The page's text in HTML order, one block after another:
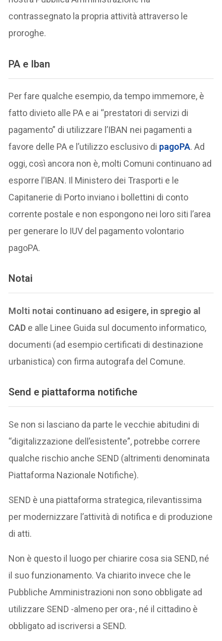
contrassegnato la propria attività attraverso le
proroghe.
PA e Iban
Per fare qualche esempio, da tempo immemore, è
fatto divieto alle PA e ai “prestatori di servizi di
pagamento” di utilizzare l’IBAN nei pagamenti a
favore delle PA e l’utilizzo esclusivo di pagoPA. Ad
oggi, così ancora non è, molti Comuni continuano ad
esporre l’IBAN. Il Ministero dei Trasporti e le
Capitanerie di Porto inviano i bollettini di conto
corrente postale e non espongono nei loro siti l’area
per generare lo IUV del pagamento volontario
pagoPA.
Notai
Molti notai continuano ad esigere, in spregio al
CAD e alle Linee Guida sul documento informatico,
documenti (ad esempio certificati di destinazione
urbanistica) con firma autografa del Comune.
Send e piattaforma notifiche
Se non si lasciano da parte le vecchie abitudini di
“digitalizzazione dell’esistente”, potrebbe correre
qualche rischio anche SEND (altrimenti denominata
Piattaforma Nazionale Notifiche).
SEND è una piattaforma strategica, rilevantissima
per modernizzare l’attività di notifica e di produzione
di atti.
Non è questo il luogo per chiarire cosa sia SEND, né
il suo funzionamento. Va chiarito invece che le
Pubbliche Amministrazioni non sono obbligate ad
utilizzare SEND -almeno per ora-, né il cittadino è
obbligato ad iscriversi a SEND.